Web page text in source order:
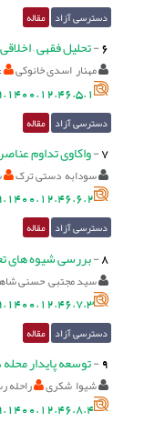
دسترسی آزاد مقاله
6
-تحلیل فقهی –
مهنار اسدی خانوکی
دسترسی آزاد مقاله
7
-واکاوی تداوم
سودابه دستی ترک
دسترسی آزاد مقاله
8
-بررسی شیوه های
سید مجتبی حسنی
دسترسی آزاد مقاله
9
-توسعه پایدار
شیوا شکری راحله